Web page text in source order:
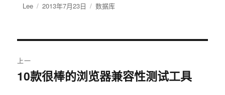
作
Lee
发
2013年7月23日
分
数据库
章
上一
上
10款很棒的浏览器兼容性测试工具